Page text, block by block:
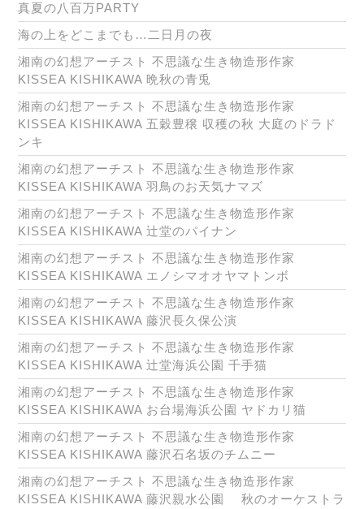
真夏の八百万PARTY
海の上をどこまでも…二日月の夜
湘南の幻想アーチスト 不思議な生き物造形作家
KISSEA KISHIKAWA 晩秋の青兎
湘南の幻想アーチスト 不思議な生き物造形作家
KISSEA KISHIKAWA 五穀豊穣 収穫の秋 大庭のドラド
ンキ
湘南の幻想アーチスト 不思議な生き物造形作家
KISSEA KISHIKAWA 羽鳥のお天気ナマズ
湘南の幻想アーチスト 不思議な生き物造形作家
KISSEA KISHIKAWA 辻堂のパイナン
湘南の幻想アーチスト 不思議な生き物造形作家
KISSEA KISHIKAWA エノシマオオヤマトンボ
湘南の幻想アーチスト 不思議な生き物造形作家
KISSEA KISHIKAWA 藤沢長久保公演
湘南の幻想アーチスト 不思議な生き物造形作家
KISSEA KISHIKAWA 辻堂海浜公園 千手猫
湘南の幻想アーチスト 不思議な生き物造形作家
KISSEA KISHIKAWA お台場海浜公園 ヤドカリ猫
湘南の幻想アーチスト 不思議な生き物造形作家
KISSEA KISHIKAWA 藤沢石名坂のチムニー
湘南の幻想アーチスト 不思議な生き物造形作家
KISSEA KISHIKAWA 藤沢親水公園 秋のオーケストラ